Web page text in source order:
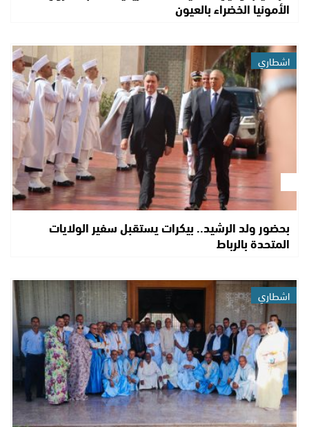
الأمونيا الخضراء بالعيون
اشطاري
بحضور ولد الرشيد.. بيكرات يستقبل سفير الولايات
المتحدة بالرباط
اشطاري